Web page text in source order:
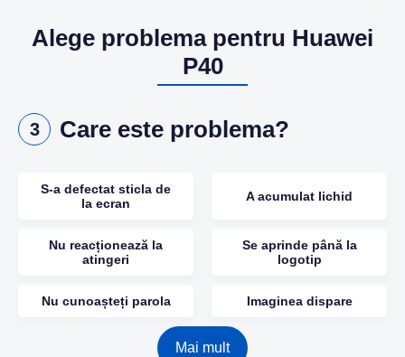
Alege problema pentru Huawei
P40
3 Care este problema?
S-a defectat sticla de
la ecran
A acumulat lichid
Nu reacționează la
atingeri
Se aprinde până la
logotip
Nu cunoașteți parola Imaginea dispare
Mai mult